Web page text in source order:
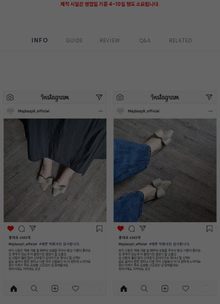
제작 시일은 영업일 기준 4~10일 정도 소요됩니다.
INFO GUIDE REVIEW Q&A RELATED